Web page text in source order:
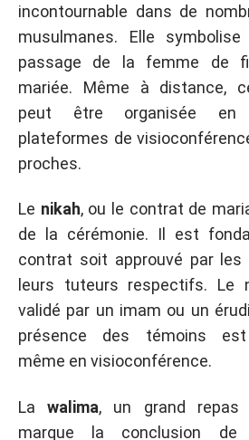
incontournable dans de
musulmanes. Elle
passage de la femme de
mariée. Même à distance,
peut être organisée en
plateformes de
proches.
Le nikah, ou le contrat de
de la cérémonie. Il est
contrat soit approuvé par
leurs tuteurs respectifs. Le
validé par un imam ou un
présence des témoins est
même en visioconférence.
Lawalima, un grand repas
marque la conclusion de